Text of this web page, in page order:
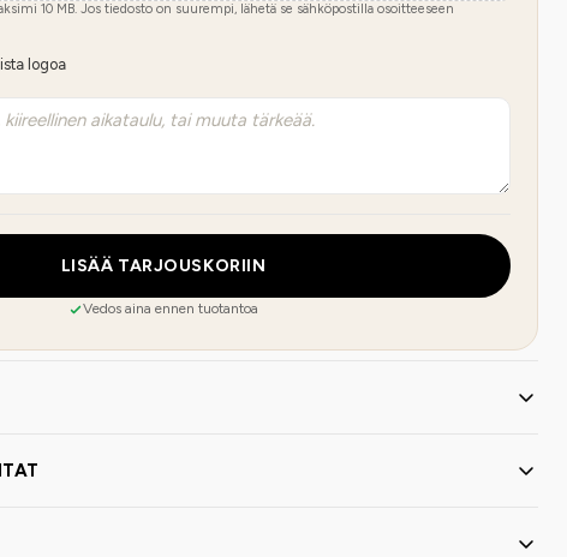
10 MB. Jos tiedosto on suurempi, lähetä se sähköpostilla osoitteeseen
logoa
LISÄÄ TARJOUSKORIIN
Vedos aina ennen tuotantoa